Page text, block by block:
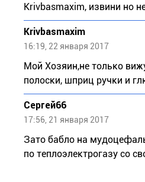
Krivbasmaxim, извини но
Krivbasmaxim
16:19, 22 января 2017
Мой Хозяин,не только
полоски, шприц ручки и
Сергей66
17:56, 21 января 2017
Зато бабло на
по теплоэлектрогазу со